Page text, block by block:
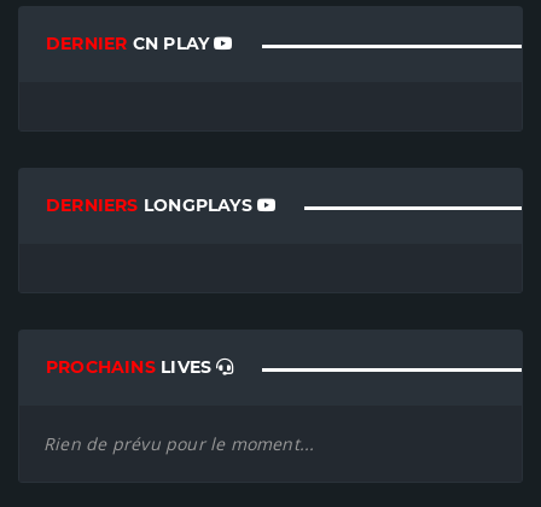
DERNIER CN PLAY
DERNIERS LONGPLAYS
PROCHAINSLIVES
Rien de prévu pour le moment...